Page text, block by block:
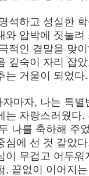
석하고 성실한
와 압박에 짓눌
적인 결말을 맞
깊숙이 자리 잡
는 거울이 되었다.
마자, 나는 특별
는 자랑스러웠다.
나를 축하해 주
심에 선 것 같았
이 무겁고 어두워
, 끝없이 이어지